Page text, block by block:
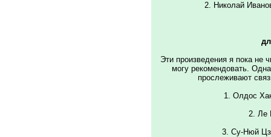
2. Hиколай
Эти произведения я пока не
могу рекомендовать.
прослеживают
1. Олдос
2. Ле
3. Сy-Hюй